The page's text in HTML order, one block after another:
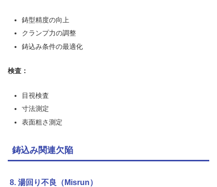
鋳型精度の向上
クランプ力の調整
鋳込み条件の最適化
検査：
目視検査
寸法測定
表面粗さ測定
鋳込み関連欠陥
8. 湯回り不良（Misrun）